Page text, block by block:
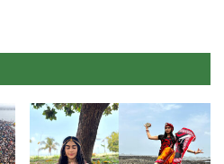
y
n
k
r